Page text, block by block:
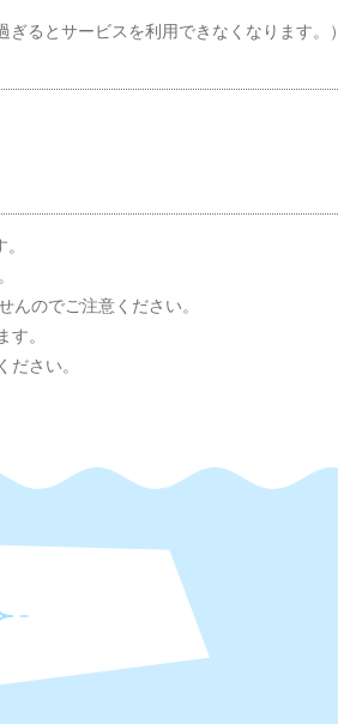
るとサービスを利用できなくなります。）
んのでご注意ください。
。
さい。